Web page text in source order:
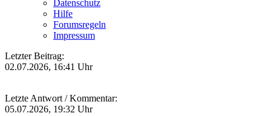
Datenschutz
Hilfe
Forumsregeln
Impressum
Letzter Beitrag:
02.07.2026, 16:41 Uhr
Letzte Antwort / Kommentar:
05.07.2026, 19:32 Uhr